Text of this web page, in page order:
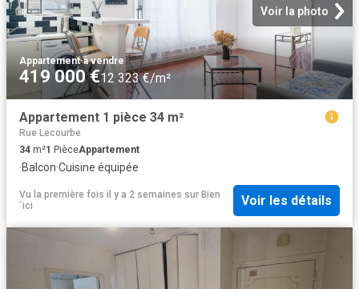
Voir la photo
Appartement·à vendre
419 000 €12 323 €/m²
Appartement 1 pièce 34 m²
Rue Lecourbe
34 m²1 PièceAppartement
·Balcon·Cuisine équipée
Vu la première fois il y a 2 semaines sur Bien
´ici
Voir les détails